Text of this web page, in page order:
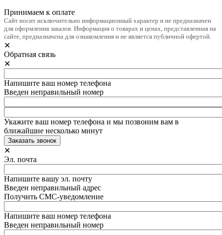
Принимаем к оплате
Сайт носит исключительно информационный характер и не предназначен
для оформления заказов. Информация о товарах и ценах, представленная на
сайте, предназначена для ознакомления и не является публичной офертой.
✕
Обратная связь
✕
Напишите ваш номер телефона
Введен неправильный номер
Укажите ваш номер телефона и мы позвоним вам в
ближайшие несколько минут
✕
Эл. почта
Напишите вашу эл. почту
Введен неправильный адрес
Получить СМС-уведомление
Напишите ваш номер телефона
Введен неправильный номер